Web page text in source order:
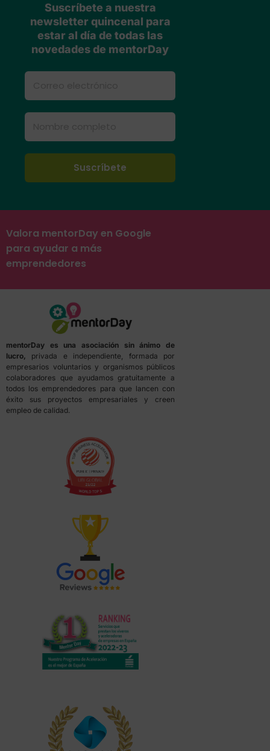
Suscríbete a nuestra
newsletter quincenal para
estar al día de todas las
novedades de mentorDay
Valora mentorDay en Google
para ayudar a más
emprendedores
mentorDay es una asociación sin ánimo de
lucro, privada e independiente, formada por
empresarios voluntarios y organismos públicos
colaboradores que ayudamos gratuitamente a
todos los emprendedores para que lancen con
éxito sus proyectos empresariales y creen
empleo de calidad.